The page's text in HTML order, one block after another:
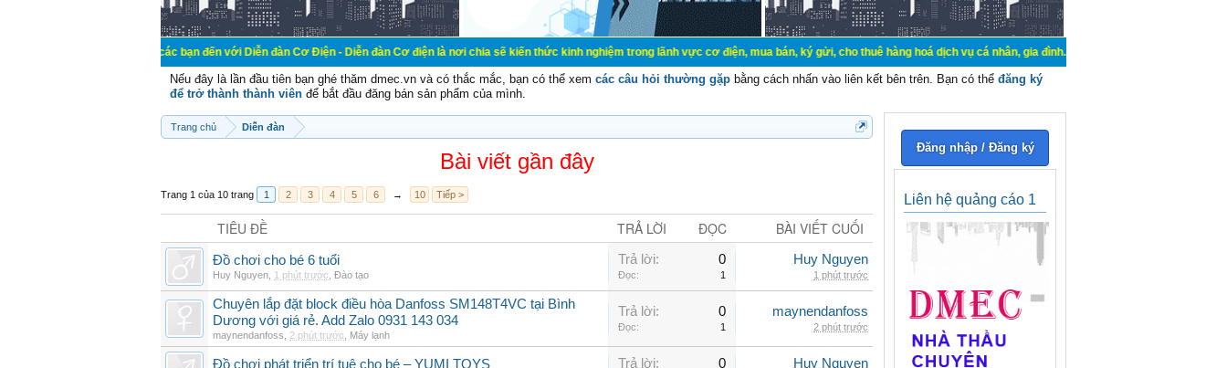
Chào mừng các bạn đến với Diễn đàn Cơ Điện - Diễn đàn Cơ điện là nơi chia sẽ kiến thức kinh nghiệm trong lãnh vực cơ điện, mua bán, ký gửi, cho thuê hàng hoá dịch vụ cá nhân, gia đình. Mua bán, ký gửi, cho thuê thiết bị hệ
Nếu đây là lần đầu tiên bạn ghé thăm dmec.vn và có thắc mắc, bạn có thể xem các câu hỏi thường gặp bằng cách nhấn vào liên kết bên trên. Bạn có thể đăng ký
để trở thành thành viên để bắt đầu đăng bán sản phẩm của mình.
Trang chủ Diễn đàn
Bài viết gần đây
Trang 1 của 10 trang 1 2 3 4 5 6 → 10 Tiếp >
TIÊU ĐỀ TRẢ LỜI ĐỌC BÀI VIẾT CUỐI
Đồ chơi cho bé 6 tuổi
Huy Nguyen 1 phút trước Đào tạo
Trả lời: 0
Đọc: 1
Huy Nguyen
1 phút trước
Chuyên lắp đặt block điều hòa Danfoss SM148T4VC tại Bình
Dương với giá rẻ. Add Zalo 0931 143 034
maynendanfoss 2 phút trước Máy lạnh
Trả lời: 0
Đọc: 1
maynendanfoss
2 phút trước
Đồ chơi phát triển trí tuệ cho bé – YUMI TOYS Trả lời: 0 Huy Nguyen
Đăng nhập / Đăng ký
Liên hệ quảng cáo 1